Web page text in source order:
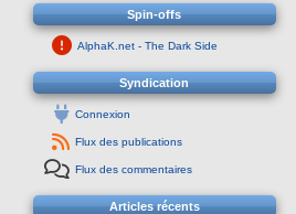
Spin-offs
AlphaK.net - The Dark Side
Syndication
Connexion
Flux des publications
Flux des commentaires
Articles récents